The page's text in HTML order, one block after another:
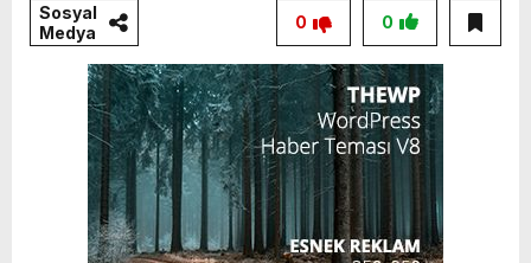
Sosyal
Medya
0
0